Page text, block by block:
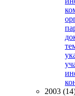
2003